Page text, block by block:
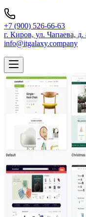
+7 (900) 526-66-63
г. Киров, ул. Чапаева, д.
info@itgalaxy.company